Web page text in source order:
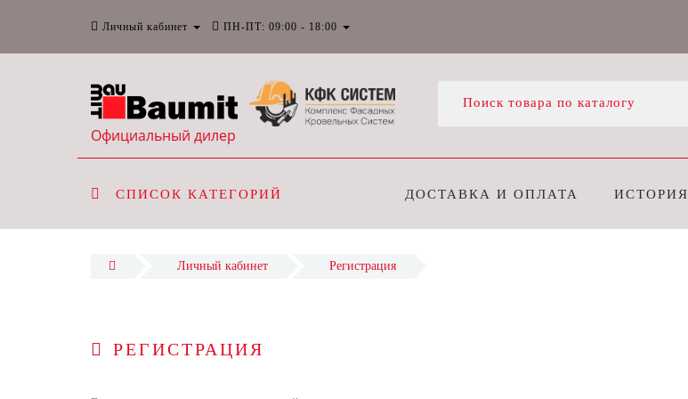
Личный кабинет ПН-ПТ: 09:00 - 18:00
Официальный дилер
СПИСОК КАТЕГОРИЙ ДОСТАВКА И ОПЛАТА ИСТОРИЯ
Личный кабинет Регистрация
РЕГИСТРАЦИЯ